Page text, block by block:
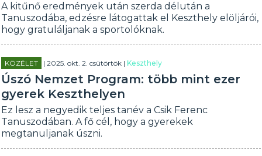
A kitűnő eredmények után szerda délután a
Tanuszodába, edzésre látogattak el Keszthely elöljárói,
hogy gratuláljanak a sportolóknak.
KÖZÉLET | 2025. okt. 2. csütörtök |Keszthely
Úszó Nemzet Program: több mint ezer
gyerek Keszthelyen
Ez lesz a negyedik teljes tanév a Csik Ferenc
Tanuszodában. A fő cél, hogy a gyerekek
megtanuljanak úszni.